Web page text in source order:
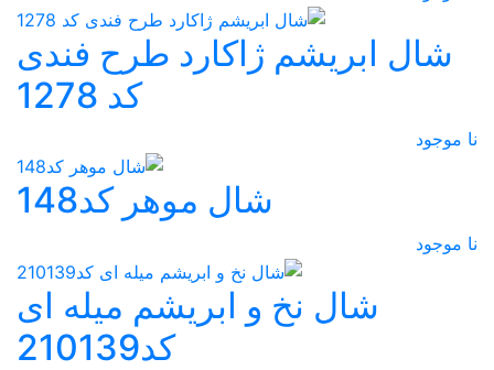
شال ابریشم ژاکارد طرح فندی
کد 1278
نا موجود
شال موهر کد148
نا موجود
شال نخ و ابریشم میله ای
کد210139